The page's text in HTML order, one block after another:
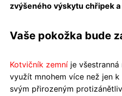
zvýšeného výskytu chřipek
Vaše pokožka bude
Kotvičník zemní je
využít mnohem více než jen
svým přirozeným